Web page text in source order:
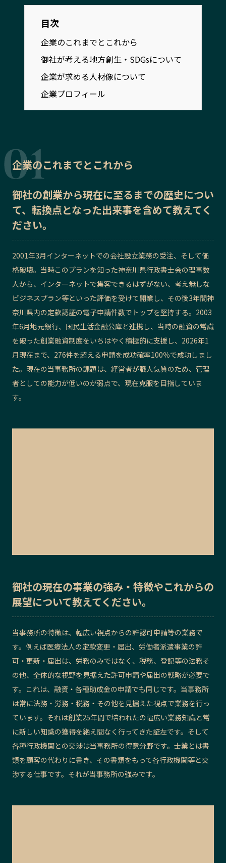
カテゴリから探す
特集コンテンツ
地域を代表する 企業100選
プレスリリース
行政連携記事
MILCプロジェクト
選出企業特別対談
Localist
「人」から探す
記事ライター アンバサダー
お問い合わせ
目次
企業のこれまでとこれから
御社が考える地方創生・SDGsについて
企業が求める人材像について
企業プロフィール
企業のこれまでとこれから
御社の創業から現在に至るまでの歴史につい
て、転換点となった出来事を含めて教えてく
ださい。
2001年3月インターネットでの会社設立業務の受注、そして価
格破壊。当時このプランを知った神奈川県行政書士会の理事数
人から、インターネットで集客できるはずがない、考え無しな
ビジネスプラン等といった評価を受けて開業し、その後3年間神
奈川県内の定款認証の電子申請件数でトップを堅持する。2003
年6月地元銀行、国民生活金融公庫と連携し、当時の融資の常識
を破った創業融資制度をいちはやく積極的に支援し、2026年1
月現在まで、276件を超える申請を成功確率100％で成功しまし
た。現在の当事務所の課題は、経営者が職人気質のため、管理
者としての能力が低いのが弱点で、現在克服を目指していま
す。
御社の現在の事業の強み・特徴やこれからの
展望について教えてください。
当事務所の特徴は、幅広い視点からの許認可申請等の業務で
す。例えば医療法人の定款変更・届出、労働者派遣事業の許
可・更新・届出は、労務のみではなく、税務、登記等の法務そ
の他、全体的な視野を見据えた許可申請や届出の戦略が必要で
す。これは、融資・各種助成金の申請でも同じです。当事務所
は常に法務・労務・税務・その他を見据えた視点で業務を行っ
ています。それは創業25年間で培われたの幅広い業務知識と常
に新しい知識の獲得を絶え間なく行ってきた証左です。そして
各種行政機関との交渉は当事務所の得意分野です。士業とは書
類を顧客の代わりに書き、その書類をもって各行政機関等と交
渉する仕事です。それが当事務所の強みです。